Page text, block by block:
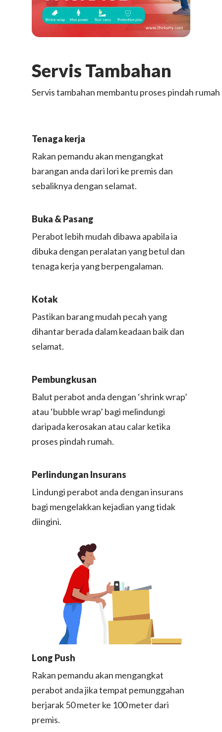
Servis Tambahan
Servistambahan membantu proses pindah rumah
Tenaga kerja
Rakan pemandu akan mengangkat
barangan anda dari lori ke premis dan
sebaliknya dengan selamat.
Buka & Pasang​
Perabot lebih mudah dibawa apabila ia
dibuka dengan peralatan yang betul dan
tenaga kerja yang berpengalaman.
Kotak​
Pastikan barang mudah pecah yang
dihantar berada dalam keadaan baik dan
selamat.
Pembungkusan​
Balut perabot anda dengan ‘shrink wrap’
atau ‘bubble wrap’ bagi melindungi
daripada kerosakan atau calar ketika
proses pindah rumah.​
Perlindungan Insurans​
Lindungi perabot anda dengan insurans
bagi mengelakkan kejadian yang tidak
diingini.​
Long Push​
Rakan pemandu akan mengangkat
perabot anda jika tempat pemunggahan
berjarak 50 meter ke 100 meter dari
premis.